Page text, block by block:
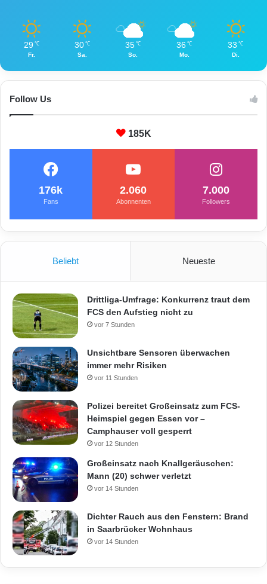
29 ℃
Fr.
30 ℃
Sa.
35 ℃
So.
36 ℃
Mo.
33 ℃
Di.
Follow Us
185K
176k
Fans
2.060
Abonnenten
7.000
Followers
Beliebt Neueste
Drittliga-Umfrage: Konkurrenz traut dem
FCS den Aufstieg nicht zu
vor 7 Stunden
Unsichtbare Sensoren überwachen
immer mehr Risiken
vor 11 Stunden
Polizei bereitet Großeinsatz zum FCS-
Heimspiel gegen Essen vor –
Camphauser voll gesperrt
vor 12 Stunden
Großeinsatz nach Knallgeräuschen:
Mann (20) schwer verletzt
vor 14 Stunden
Dichter Rauch aus den Fenstern: Brand
in Saarbrücker Wohnhaus
vor 14 Stunden